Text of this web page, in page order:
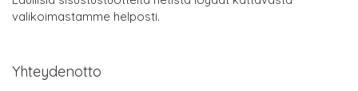
valikoimastamme helposti.
Yhteydenotto